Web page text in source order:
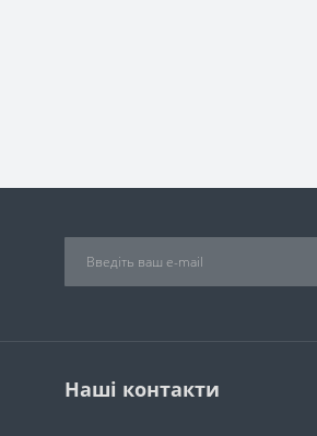
Наші контакти